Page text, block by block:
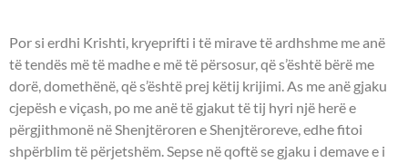
Por si erdhi Krishti, kryeprifti i të mirave të ardhshme me anë
të tendës më të madhe e më të përsosur, që s’është bërë me
dorë, domethënë, që s’është prej këtij krijimi. As me anë gjaku
cjepësh e viçash, po me anë të gjakut të tij hyri një herë e
përgjithmonë në Shenjtëroren e Shenjtëroreve, edhe fitoi
shpërblim të përjetshëm. Sepse në qoftë se gjaku i demave e i